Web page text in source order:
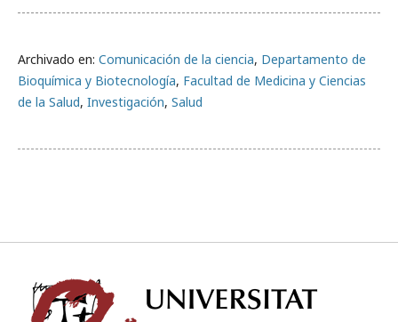
Archivado en: Comunicación de la ciencia, Departamento de
Bioquímica y Biotecnología, Facultad de Medicina y Ciencias
de la Salud, Investigación, Salud